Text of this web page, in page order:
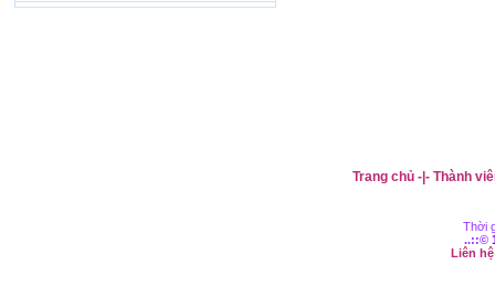
Trang chủ-|- Thành
Thời
..::©
Liên